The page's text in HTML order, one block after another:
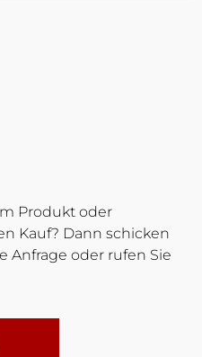
Produkt oder
Kauf? Dann schicken
Anfrage oder rufen Sie